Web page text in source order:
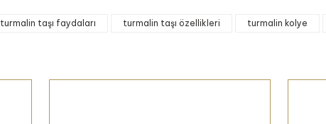
Yorum Yaz
turmalin taşı faydaları turmalin taşı özellikleri turmalin kolye